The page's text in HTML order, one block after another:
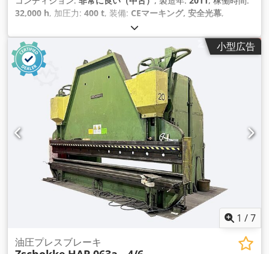
32,000 h, 加圧力: 400 t, 装備: CEマーキング, 安全光幕,
小型広告
1 /7
油圧プレスブレーキ